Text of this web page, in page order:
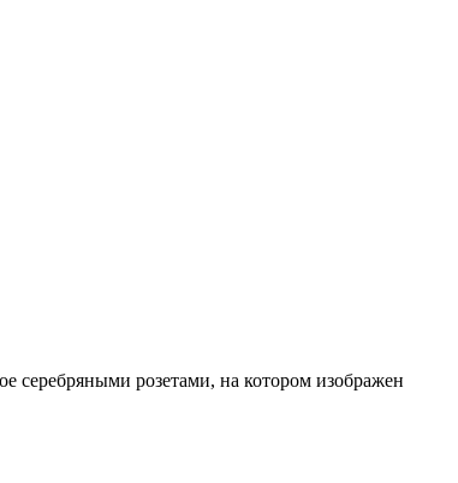
серебряными розетами, на котором изображен